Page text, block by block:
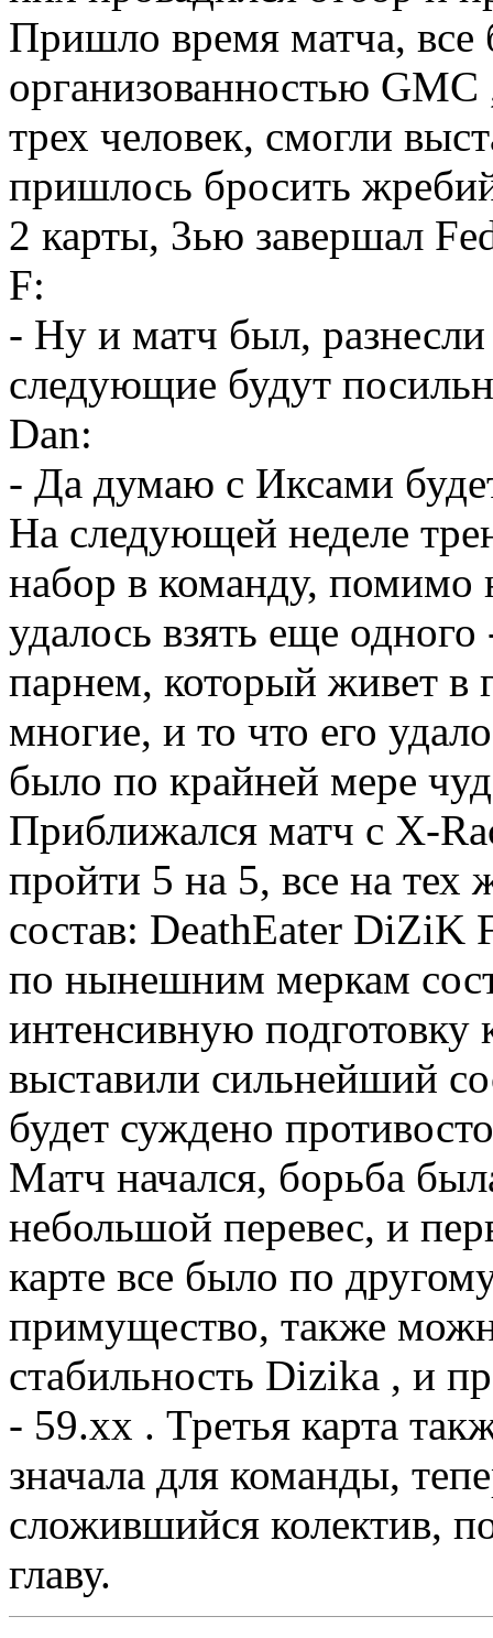
Пришло время матча,
организованностью
трех человек, смогли
пришлось бросить
2 карты, 3ью завершал
F:
- Ну и матч был,
следующие будут
Dan:
- Да думаю с Иксами
На следующей неделе
набор в команду, помимо
удалось взять еще
парнем, который живет в
многие, и то что его
было по крайней мере
Приближался матч с X-
пройти 5 на 5, все на тех
состав: DeathEater
по нынешним меркам
интенсивную
выставили сильнейший
будет суждено
Матч начался, борьба
небольшой перевес, и
карте все было по
примущество, также
стабильность Dizikа , и
- 59.xx . Третья карта
значала для команды,
сложившийся колектив,
главу.